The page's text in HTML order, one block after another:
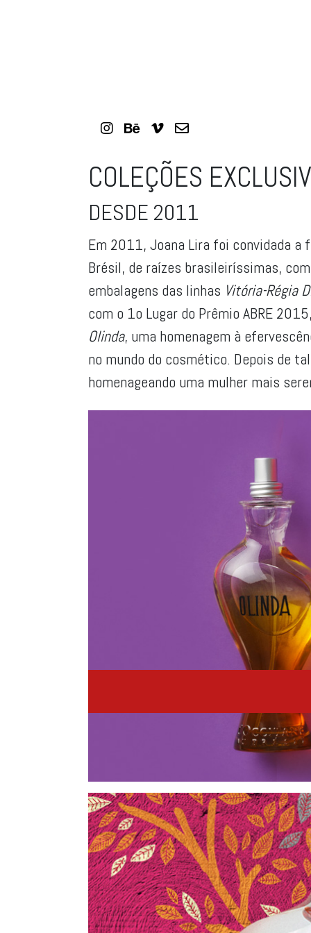
COLEÇÕES
DESDE 2011
Em 2011, Joana Lira foi convidada a
Brésil, de raízes brasileiríssimas,
embalagens das linhas Vitória-Régia
com o 1o Lugar do Prêmio ABRE
Olinda, uma homenagem à
no mundo do cosmético. Depois de
homenageando uma mulher mais